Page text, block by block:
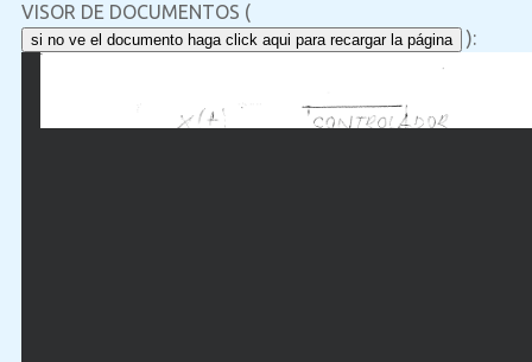
VISOR DE DOCUMENTOS (
si no ve el documento haga click aqui para recargar la página ):